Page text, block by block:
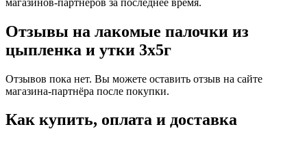
Отзывы на лакомые палочки из
цыпленка и утки 3х5г
Отзывов пока нет. Вы можете оставить отзыв на сайте
магазина-партнёра после покупки.
Как купить, оплата и доставка